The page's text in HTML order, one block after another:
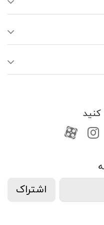
کنید
کانال آپارات
کانال آپارات
اشتراک